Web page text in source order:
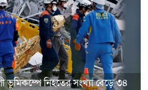
ভূমিকম্পে নিহতের সংখ্যা বেড়ে ৩৪